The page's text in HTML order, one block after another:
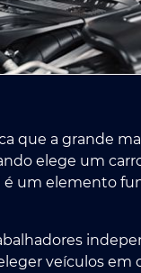
que a grande
elege um
é um elemento
veículos em